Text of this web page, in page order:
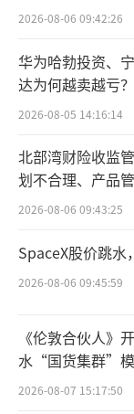
“中国制
品、衣服鞋
扫货目标。
州国际轻纺
越多外国人前
另外，
上到内地消
期均实现翻
热。除了北
为港人北上
更远，黑龙
市迎来北上港
百万元
2026-08-06 09:42:26
华为哈勃投资、
达为何越卖越亏？
2026-08-05 14:16:14
北部湾财险收监
划不合理、产品
点”
2026-08-06 09:43:25
SpaceX股价跳水
2026-08-06 09:45:59
《伦敦合伙人》
水“国货集群”模
向种草
2026-08-07 15:17:50